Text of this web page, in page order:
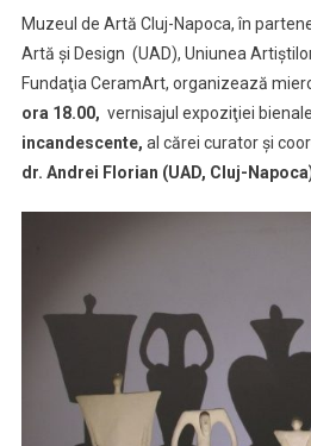
Muzeul de Artă Cluj-Napoca, în
Artă şi Design (UAD), Uniunea
Fundaţia CeramArt, organizează
ora 18.00, vernisajul expoziţiei bienale
incandescente, al cărei curator şi
dr. Andrei Florian (UAD, Cluj-